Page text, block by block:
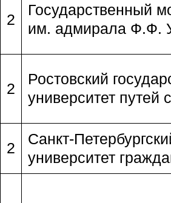
2
Государственный
им. адмирала Ф.Ф.
2
Ростовский
университет путей
2
Санкт-
университет